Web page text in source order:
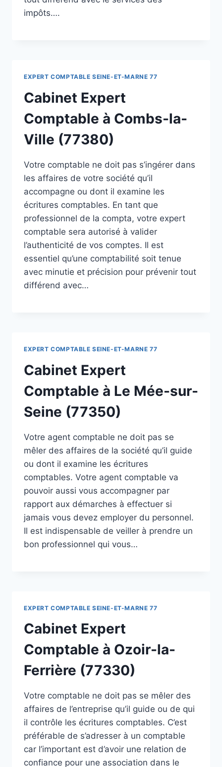
impôts….
EXPERT COMPTABLE SEINE-ET-MARNE 77
Cabinet Expert
Comptable à Combs-la-
Ville (77380)
Votre comptable ne doit pas s’ingérer dans
les affaires de votre société qu’il
accompagne ou dont il examine les
écritures comptables. En tant que
professionnel de la compta, votre expert
comptable sera autorisé à valider
l’authenticité de vos comptes. Il est
essentiel qu’une comptabilité soit tenue
avec minutie et précision pour prévenir tout
différend avec…
EXPERT COMPTABLE SEINE-ET-MARNE 77
Cabinet Expert
Comptable à Le Mée-sur-
Seine (77350)
Votre agent comptable ne doit pas se
mêler des affaires de la société qu’il guide
ou dont il examine les écritures
comptables. Votre agent comptable va
pouvoir aussi vous accompagner par
rapport aux démarches à effectuer si
jamais vous devez employer du personnel.
Il est indispensable de veiller à prendre un
bon professionnel qui vous…
EXPERT COMPTABLE SEINE-ET-MARNE 77
Cabinet Expert
Comptable à Ozoir-la-
Ferrière (77330)
Votre comptable ne doit pas se mêler des
affaires de l’entreprise qu’il guide ou de qui
il contrôle les écritures comptables. C’est
préférable de s’adresser à un comptable
car l’important est d’avoir une relation de
confiance pour une association dans le